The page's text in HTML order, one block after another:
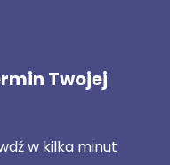
Twojej
w kilka minut